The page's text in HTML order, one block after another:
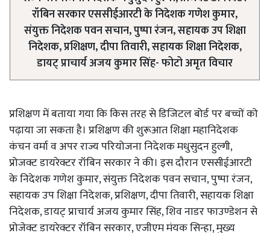
रॉबिन सरकार एससीईआरटी के निदेशक गणेश कुमार,
संयुक्त निदेशक पवन सचान, पुष्पा रंजन, सहायक उप शिक्षा
निदेशक, प्रशिक्षण, दीपा तिवारी, सहायक शिक्षा निदेशक,
डायट् प्राचार्य अजय कुमार सिंह- फोटो अमृत विचार
प्रशिक्षण में बताया गया कि किस तरह से डिजिटल बोर्ड पर बच्चों को
पढ़ाया जा सकता है। प्रशिक्षण की शुरूआत शिक्षा महानिदेशक
कंचन वर्मा व अपर राज्य परियोजना निदेशक मधुसुदन हुल्गी,
प्रोजक्ट डायरेक्टर रॉबिन सरकार ने की। इस दौरान एससीईआरटी
के निदेशक गणेश कुमार, संयुक्त निदेशक पवन सचान, पुष्पा रंजन,
सहायक उप शिक्षा निदेशक, प्रशिक्षण, दीपा तिवारी, सहायक शिक्षा
निदेशक, डायट् प्राचार्य अजय कुमार सिंह, शिव नाडर फाउण्डेशन से
प्रोजेक्ट डायरेक्टर रॉबिन सरकार, एजीएम मंयक सिन्हा, मुख्य